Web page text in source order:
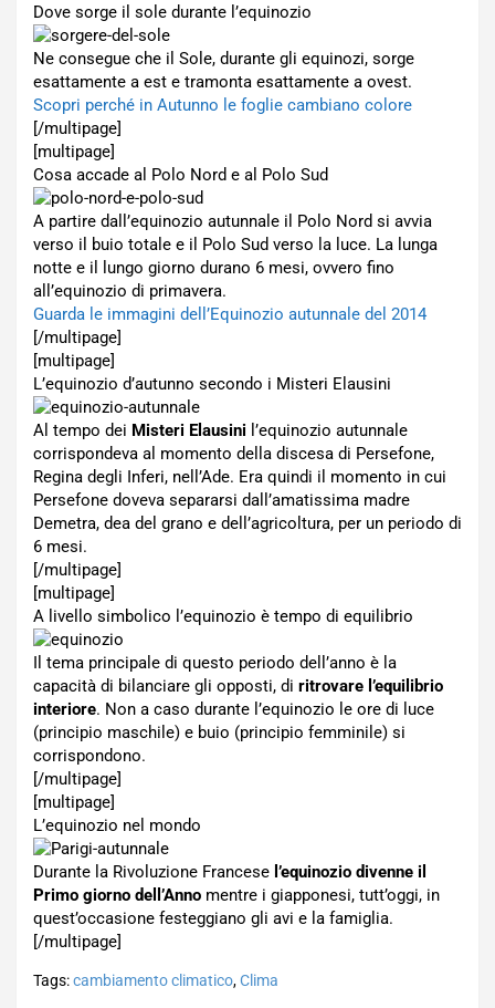
Dove sorge il sole durante l’equinozio
Ne consegue che il Sole, durante gli equinozi, sorge
esattamente a est e tramonta esattamente a ovest.
Scopri perché in Autunno le foglie cambiano colore
[/multipage]
[multipage]
Cosa accade al Polo Nord e al Polo Sud
A partire dall’equinozio autunnale il Polo Nord si avvia
verso il buio totale e il Polo Sud verso la luce. La lunga
notte e il lungo giorno durano 6 mesi, ovvero fino
all’equinozio di primavera.
Guarda le immagini dell’Equinozio autunnale del 2014
[/multipage]
[multipage]
L’equinozio d’autunno secondo i Misteri Elausini
Al tempo dei Misteri Elausini l’equinozio autunnale
corrispondeva al momento della discesa di Persefone,
Regina degli Inferi, nell’Ade. Era quindi il momento in cui
Persefone doveva separarsi dall’amatissima madre
Demetra, dea del grano e dell’agricoltura, per un periodo di
6 mesi.
[/multipage]
[multipage]
A livello simbolico l’equinozio è tempo di equilibrio
Il tema principale di questo periodo dell’anno è la
capacità di bilanciare gli opposti, di ritrovare l’equilibrio
interiore. Non a caso durante l’equinozio le ore di luce
(principio maschile) e buio (principio femminile) si
corrispondono.
[/multipage]
[multipage]
L’equinozio nel mondo
Durante la Rivoluzione Francese l’equinozio divenne il
Primo giorno dell’Anno mentre i giapponesi, tutt’oggi, in
quest’occasione festeggiano gli avi e la famiglia.
[/multipage]
Tags:cambiamento climatico,Clima